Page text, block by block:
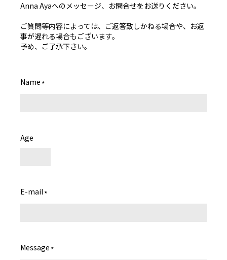
Anna Ayaへのメッセージ、お問合せをお送りください。
ご質問等内容によっては、ご返答致しかねる場合や、お返
事が遅れる場合もございます。
予め、ご了承下さい。
Name *
Age
E-mail*
Message *